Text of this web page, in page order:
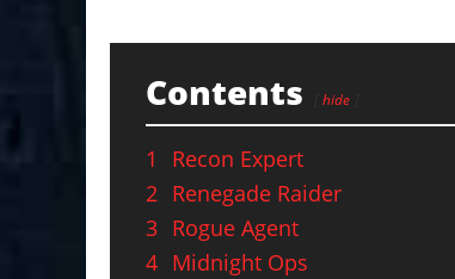
Contents hide
1
Recon Expert
2 Renegade Raider
3 Rogue Agent
4 Midnight Ops